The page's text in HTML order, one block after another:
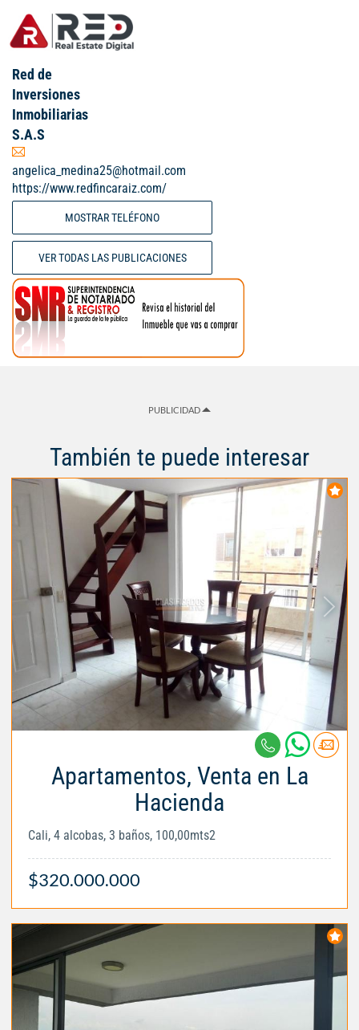
Red de
Inversiones
Inmobiliarias
S.A.S
angelica_medina25@hotmail.com
https://www.redfincaraiz.com/
MOSTRAR TELÉFONO
VER TODAS LAS PUBLICACIONES
PUBLICIDAD
También te puede interesar
Apartamentos, Venta en La
Hacienda
Cali, 4 alcobas, 3 baños, 100,00mts2
$320.000.000